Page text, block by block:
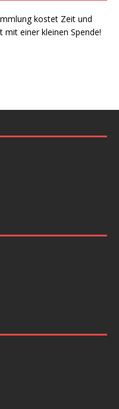
kostet Zeit und
mit einer kleinen Spende!